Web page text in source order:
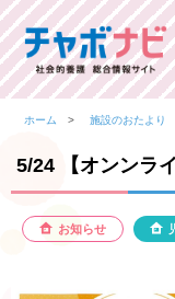
ホーム 施設のおたより
5/24 【オンンラ
お知らせ